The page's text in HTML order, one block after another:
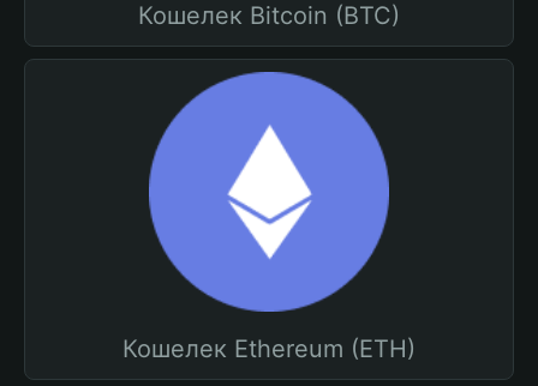
Кошелек Bitcoin (BTC)
Кошелек Ethereum (ETH)